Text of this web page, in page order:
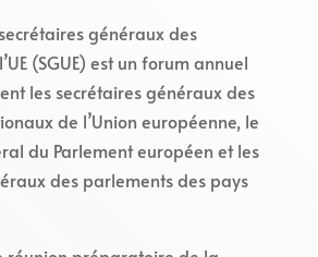
généraux des
(SGUE) est un forum annuel
les secrétaires généraux des
de l’Union européenne, le
du Parlement européen et les
des parlements des pays